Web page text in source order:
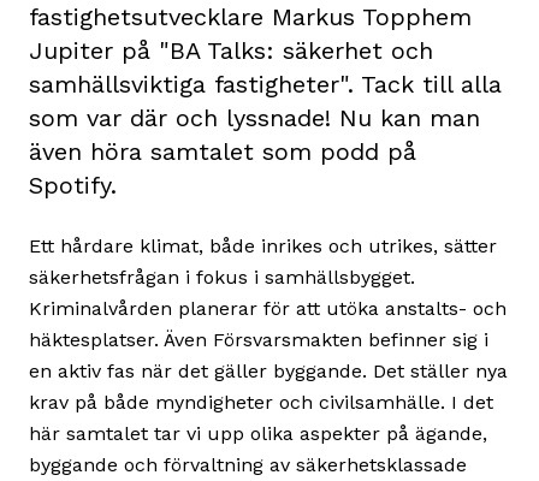
fastighetsutvecklare Markus Topphem
Jupiter på "BA Talks: säkerhet och
samhällsviktiga fastigheter". Tack till alla
som var där och lyssnade! Nu kan man
även höra samtalet som podd på
Spotify.
Ett hårdare klimat, både inrikes och utrikes, sätter
säkerhetsfrågan i fokus i samhällsbygget.
Kriminalvården planerar för att utöka anstalts- och
häktesplatser. Även Försvarsmakten befinner sig i
en aktiv fas när det gäller byggande. Det ställer nya
krav på både myndigheter och civilsamhälle. I det
här samtalet tar vi upp olika aspekter på ägande,
byggande och förvaltning av säkerhetsklassade